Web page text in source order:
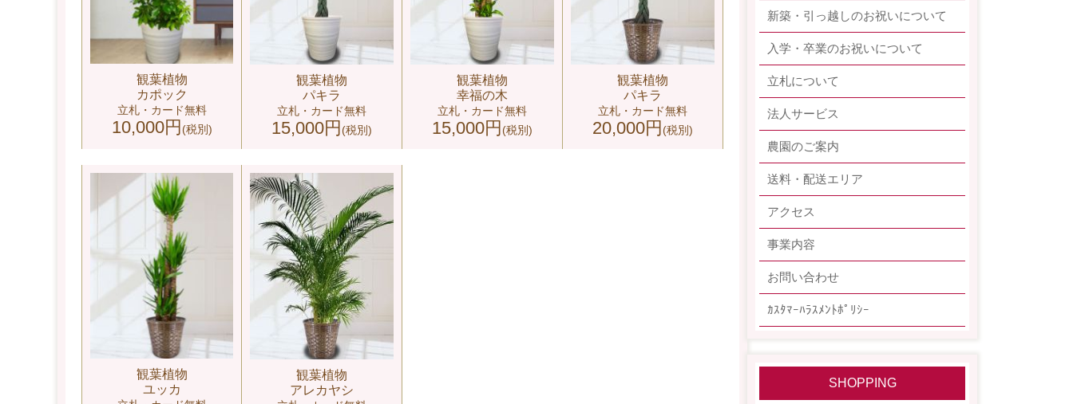
観葉植物
カポック
立札・カード無料
10,000円 (税別)
観葉植物
パキラ
立札・カード無料
15,000円 (税別)
観葉植物
幸福の木
立札・カード無料
15,000円 (税別)
観葉植物
パキラ
立札・カード無料
20,000円 (税別)
観葉植物
ユッカ
観葉植物
アレカヤシ
新築・引っ越しのお祝いについて
入学・卒業のお祝いについて
立札について
法人サービス
農園のご案内
送料・配送エリア
アクセス
事業内容
お問い合わせ
ｶｽﾀﾏｰﾊﾗｽﾒﾝﾄﾎﾟﾘｼｰ
SHOPPING